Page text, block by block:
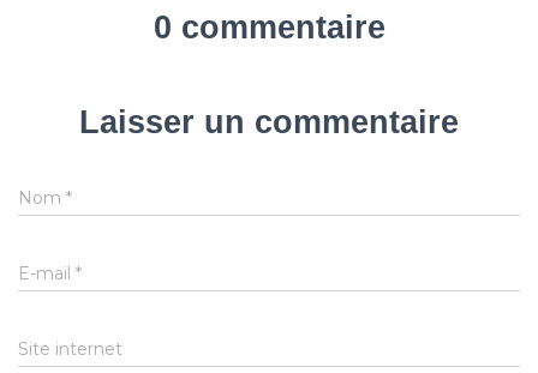
0 commentaire
Laisser un commentaire
Nom *
E-mail *
Site internet